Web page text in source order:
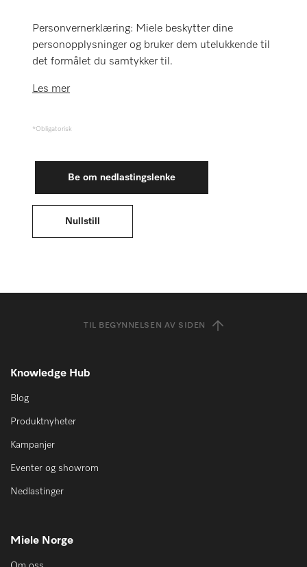
Personvernerklæring: Miele beskytter dine
personopplysninger og bruker dem utelukkende til
det formålet du samtykker til.
Les mer
*Obligatorisk
TIL BEGYNNELSEN AV SIDEN
Knowledge Hub
Blog
Produktnyheter
Kampanjer
Eventer og showrom
Nedlastinger
Miele Norge